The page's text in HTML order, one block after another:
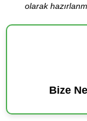
olarak
Bize